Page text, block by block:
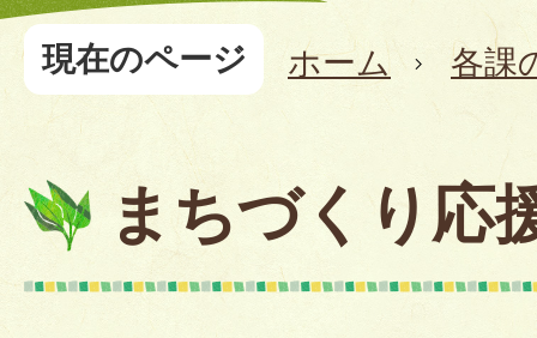
現在のページ ホーム 各課
まちづくり応